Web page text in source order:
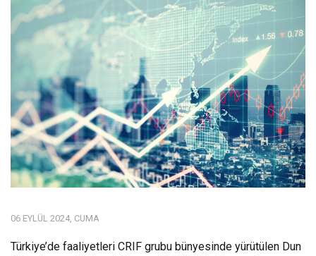
06 EYLÜL 2024, CUMA
Türkiye’de faaliyetleri CRIF grubu bünyesinde yürütülen Dun